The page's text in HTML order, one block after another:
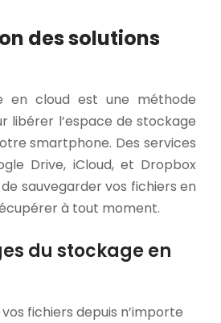
des solutions
en cloud est une méthode
libérer l’espace de stockage
smartphone. Des services
Drive, iCloud, et Dropbox
sauvegarder vos fichiers en
à tout moment.
du stockage en
fichiers depuis n’importe